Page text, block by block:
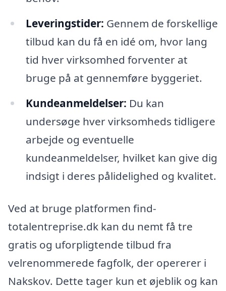
Leveringstider: Gennem de forskellige
tilbud kan du få en idé om, hvor lang
tid hver virksomhed forventer at
bruge på at gennemføre byggeriet.
Kundeanmeldelser: Du kan
undersøge hver virksomheds tidligere
arbejde og eventuelle
kundeanmeldelser, hvilket kan give dig
indsigt i deres pålidelighed og kvalitet.
Ved at bruge platformen find-
totalentreprise.dk kan du nemt få tre
gratis og uforpligtende tilbud fra
velrenommerede fagfolk, der opererer i
Nakskov. Dette tager kun et øjeblik og kan